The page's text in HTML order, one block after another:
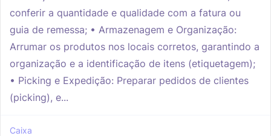
conferir a quantidade e qualidade com a fatura ou
guia de remessa; • Armazenagem e Organização:
Arrumar os produtos nos locais corretos, garantindo a
organização e a identificação de itens (etiquetagem);
• Picking e Expedição: Preparar pedidos de clientes
(picking), e...
Caixa